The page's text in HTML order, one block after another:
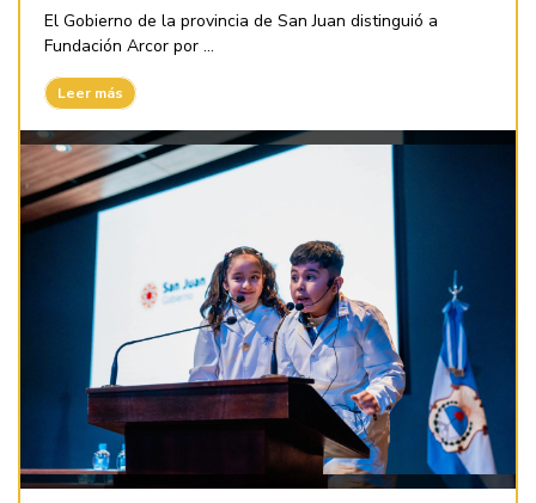
El Gobierno de la provincia de San Juan distinguió a
Fundación Arcor por ...
Leer más